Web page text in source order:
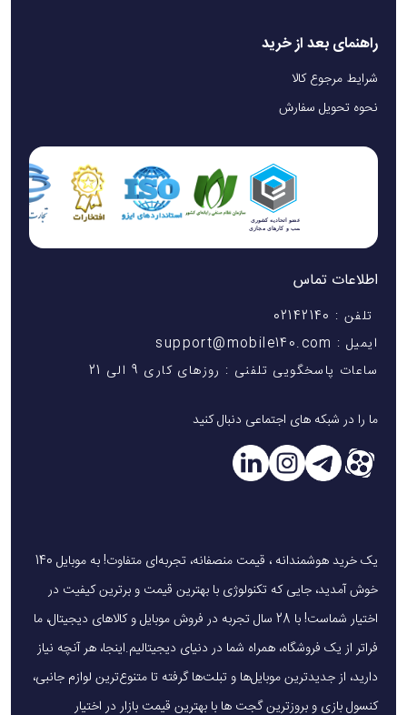
راهنمای بعد از خرید
شرایط مرجوع کالا
نحوه تحویل سفارش
اطلاعات تماس
تلفن : 02142140
ایمیل : support@mobile140.com
ساعات پاسخگویی تلفنی : روزهای کاری 9 الی 21
ما را در شبکه های اجتماعی دنبال کنید
یک خرید هوشمندانه ، قیمت منصفانه، تجربه‌ای متفاوت! به موبایل 140
خوش آمدید، جایی که تکنولوژی با بهترین قیمت و برترین کیفیت در
اختیار شماست! با 28 سال تجربه در فروش موبایل و کالاهای دیجیتال، ما
فراتر از یک فروشگاه، همراه شما در دنیای دیجیتالیم.اینجا، هر آنچه نیاز
دارید، از جدیدترین موبایل‌ها و تبلت‌ها گرفته تا متنوع‌ترین لوازم جانبی،
کنسول بازی و بروزترین گجت ها با بهترین قیمت بازار در اختیار